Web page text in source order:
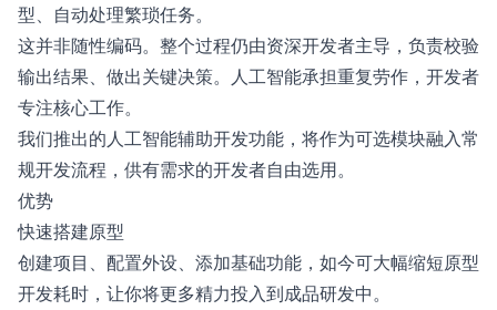
型、自动处理繁琐任务。
这并非随性编码。整个过程仍由资深开发者主导，负责校验
输出结果、做出关键决策。人工智能承担重复劳作，开发者
专注核心工作。
我们推出的人工智能辅助开发功能，将作为可选模块融入常
规开发流程，供有需求的开发者自由选用。
优势
快速搭建原型
创建项目、配置外设、添加基础功能，如今可大幅缩短原型
开发耗时，让你将更多精力投入到成品研发中。